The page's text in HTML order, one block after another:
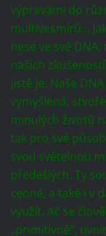
výpravami do
multivesmírů…
nese ve své
našich
jistě je. Naše
vymyšlená,
minulých životů
tak pro své
svou světelnou
předešlých. Ty
cenné, a také i v
využít. Ač se
„primitivně“,